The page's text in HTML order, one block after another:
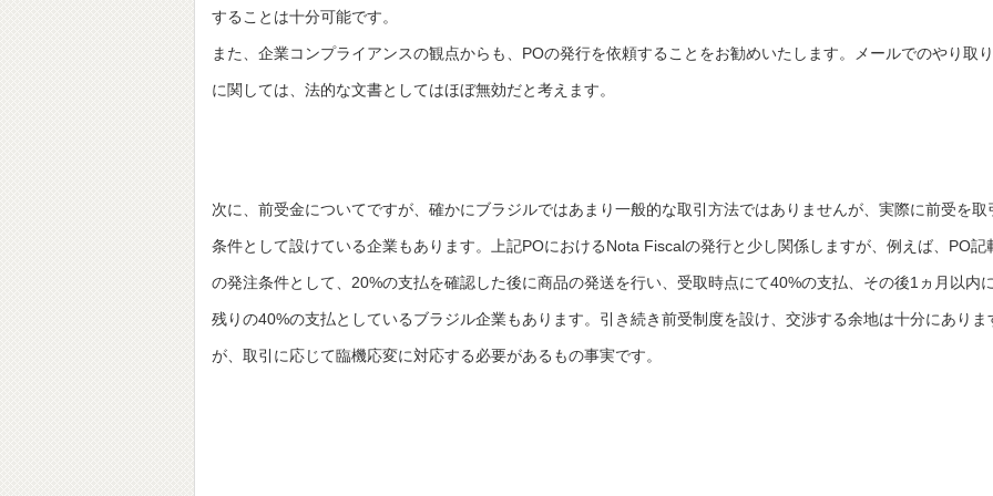
することは十分可能です。
また、企業コンプライアンスの観点からも、POの発行を依頼することをお勧めいたします。メールでのやり取り
に関しては、法的な文書としてはほぼ無効だと考えます。
次に、前受金についてですが、確かにブラジルではあまり一般的な取引方法ではありませんが、実際に前受を取
条件として設けている企業もあります。上記POにおけるNota Fiscalの発行と少し関係しますが、例えば、PO記
の発注条件として、20%の支払を確認した後に商品の発送を行い、受取時点にて40%の支払、その後1ヵ月以内
残りの40%の支払としているブラジル企業もあります。引き続き前受制度を設け、交渉する余地は十分にありま
が、取引に応じて臨機応変に対応する必要があるもの事実です。